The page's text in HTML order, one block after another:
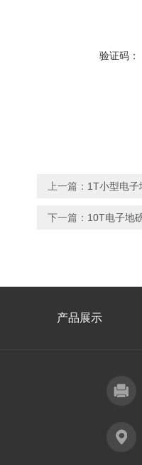
验证码：
上一篇： 1T小型电子
下一篇： 10T电子地
产品展示